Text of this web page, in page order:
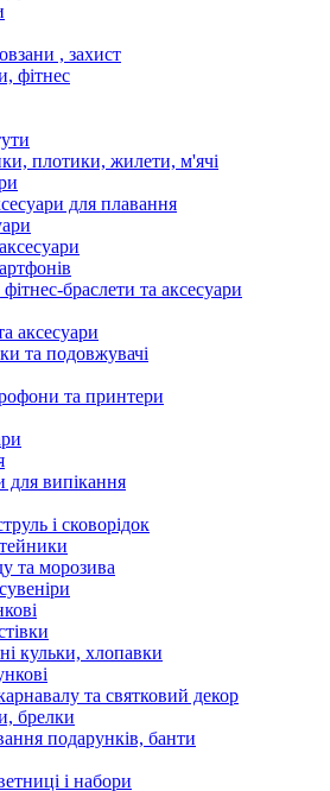
, захист
фітнес
плотики, жилети, м'ячі
для плавання
браслети та аксесуари
аксесуари
та подовжувачі
та принтери
для випікання
і сковорідок
та морозива
кульки, хлопавки
та святковий декор
брелки
подарунків, банти
і набори